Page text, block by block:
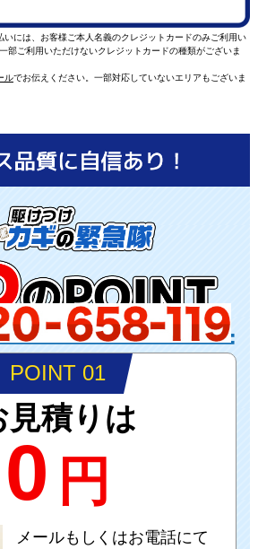
には、お客様ご本人名義のクレジットカードのみご利用い
部ご利用いただけないクレジットカードの種類がございま
ルでお伝えください。一部対応していないエリアもございま
POINT 01
見積りは
0 円
メールもしくはお電話にて